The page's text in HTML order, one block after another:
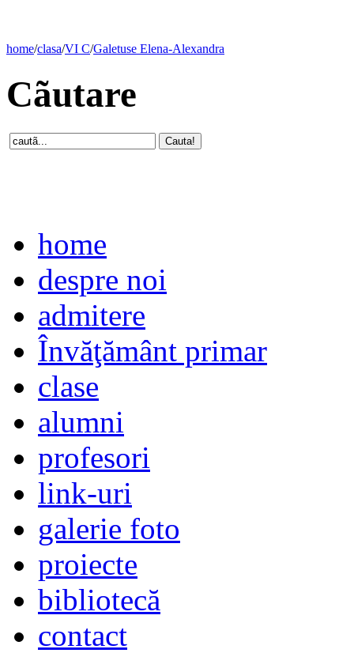
home/clasa/VI C/Galetuse Elena-Alexandra
Cãutare
home
despre noi
admitere
Învăţământ primar
clase
alumni
profesori
link-uri
galerie foto
proiecte
bibliotecă
contact